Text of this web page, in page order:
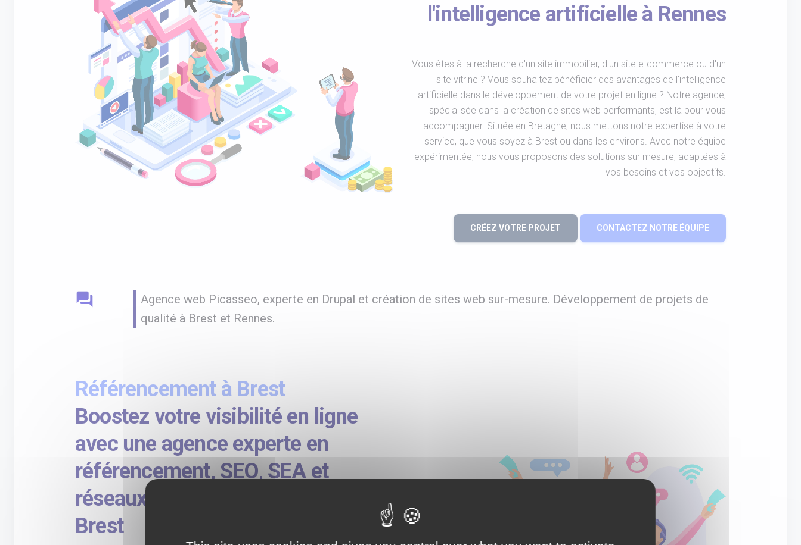
l'intelligence artificielle à Rennes
Vous êtes à la recherche d'un site immobilier, d'un site e-commerce ou d'un
site vitrine ? Vous souhaitez bénéficier des avantages de l'intelligence
artificielle dans le développement de votre projet en ligne ? Notre agence,
spécialisée dans la création de sites web performants, est là pour vous
accompagner. Située en Bretagne, nous mettons notre expertise à votre
service, que vous soyez à Brest ou dans les environs. Avec notre équipe
expérimentée, nous vous proposons des solutions sur mesure, adaptées à
vos besoins et vos objectifs.
CRÉEZ VOTRE PROJET CONTACTEZ NOTRE ÉQUIPE
question_answer
Agence web Picasseo, experte en Drupal et création de sites web sur-mesure. Développement de projets de
qualité à Brest et Rennes.
Référencement à Brest
Boostez votre visibilité en ligne
avec une agence experte en
référencement, SEO, SEA et
réseaux sociaux à proximité de
Brest